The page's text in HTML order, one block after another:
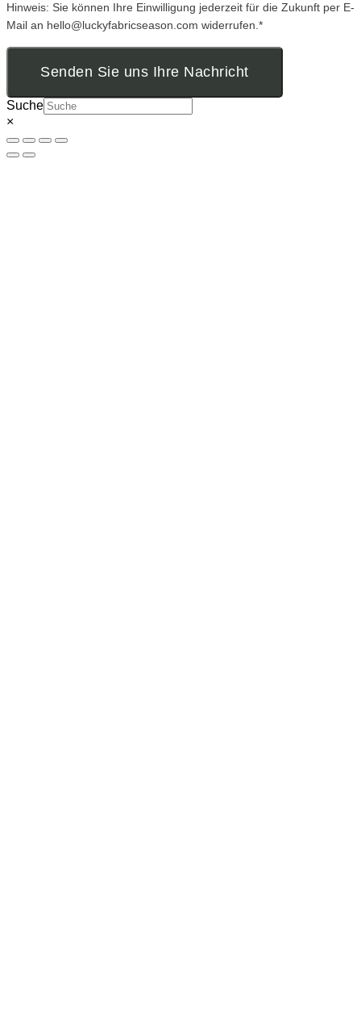
Hinweis: Sie können Ihre Einwilligung jederzeit für die Zukunft per E-
Mail an hello@luckyfabricseason.com widerrufen.*
Senden Sie uns Ihre Nachricht
Suche
×